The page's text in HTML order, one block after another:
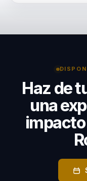
de las madres en
transformar sus
crecimiento.
Haz de
una